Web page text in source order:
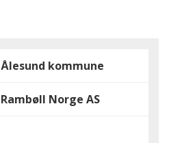
Ålesund kommune
Rambøll Norge AS